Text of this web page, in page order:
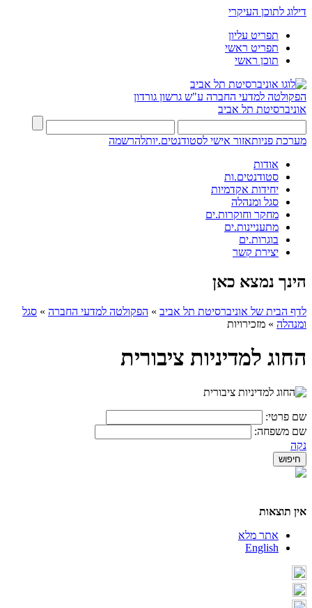
דילוג לתוכן העיקרי
תפריט עליון
תפריט ראשי
תוכן ראשי
הפקולטה למדעי החברה ע"ש גרשון גורדון
אוניברסיטת תל אביב
מערכת פניותאזור אישי לסטודנטים.יותלהרשמה
אודות
סטודנטים.ות
יחידות אקדמיות
סגל ומנהלה
מחקר וחוקרות.ים
מתעניינות.ים
בוגרות.ים
יצירת קשר
הינך נמצא כאן
לדף הבית של אוניברסיטת תל אביב » הפקולטה למדעי החברה » סגל
ומנהלה » מזכירויות
החוג למדיניות ציבורית
שם פרטי:
שם משפחה:
נקה
אין תוצאות
אתר מלא
English